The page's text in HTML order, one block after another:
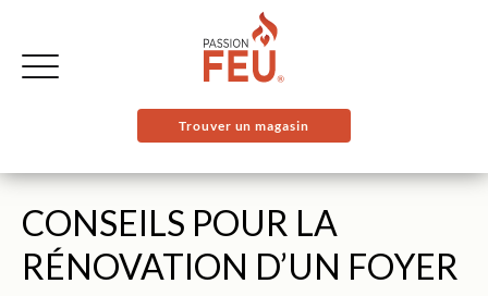
Trouver un magasin
CONSEILS POUR LA
RÉNOVATION D’UN FOYER